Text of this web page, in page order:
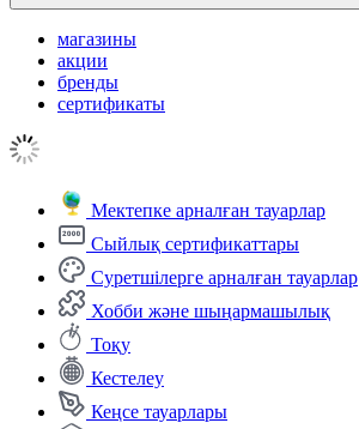
магазины
акции
бренды
сертификаты
Мектепке арналған тауарлар
Сыйлық сертификаттары
Суретшілерге арналған тауарлар
Хобби және шыңармашылық
Тоқу
Кестелеу
Кеңсе тауарлары